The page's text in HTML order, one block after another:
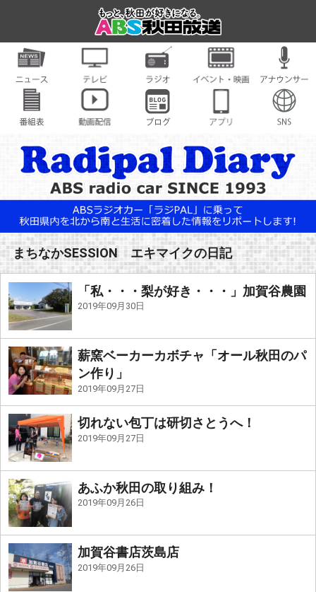
まちなかSESSION エキマイクの日記
「私・・・梨が好き・・・」加賀谷農園
2019年09月30日
薪窯ベーカーカボチャ「オール秋田のパ
ン作り」
2019年09月27日
切れない包丁は研切さとうへ！
2019年09月27日
あふか秋田の取り組み！
2019年09月26日
加賀谷書店茨島店
2019年09月26日